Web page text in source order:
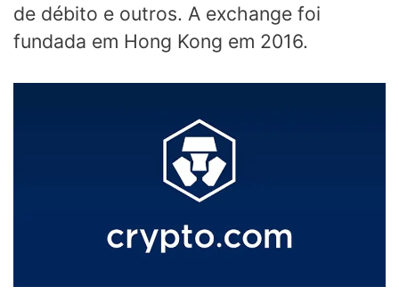
de débito e outros. A exchange foi
fundada em Hong Kong em 2016.